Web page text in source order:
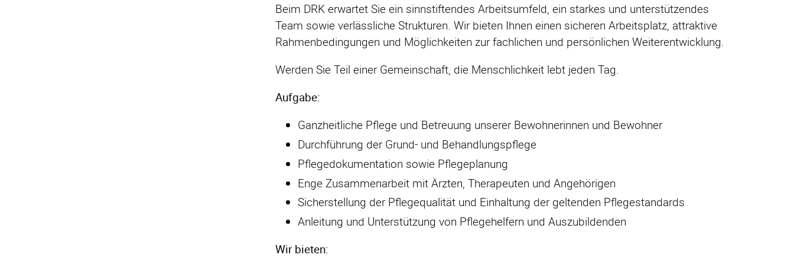
Beim DRK erwartet Sie ein sinnstiftendes Arbeitsumfeld, ein starkes und unterstützendes
Team sowie verlässliche Strukturen. Wir bieten Ihnen einen sicheren Arbeitsplatz, attraktive
Rahmenbedingungen und Möglichkeiten zur fachlichen und persönlichen Weiterentwicklung.
Werden Sie Teil einer Gemeinschaft, die Menschlichkeit lebt jeden Tag.
Aufgabe:
Ganzheitliche Pflege und Betreuung unserer Bewohnerinnen und Bewohner
Durchführung der Grund- und Behandlungspflege
Pflegedokumentation sowie Pflegeplanung
Enge Zusammenarbeit mit Ärzten, Therapeuten und Angehörigen
Sicherstellung der Pflegequalität und Einhaltung der geltenden Pflegestandards
Anleitung und Unterstützung von Pflegehelfern und Auszubildenden
Wir bieten: